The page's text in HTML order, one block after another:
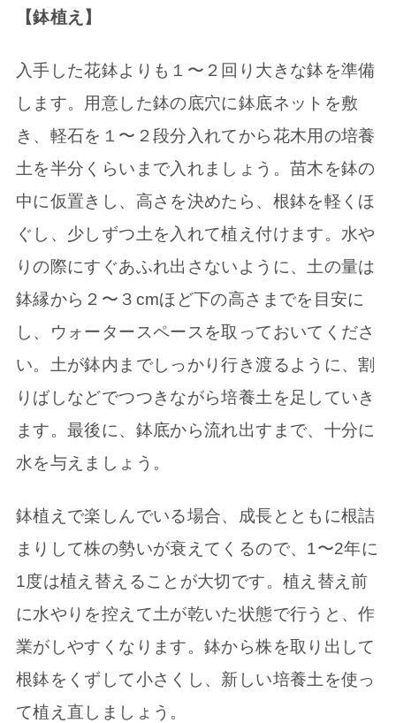
【鉢植え】
入手した花鉢よりも１〜２回り大きな鉢を準備
します。用意した鉢の底穴に鉢底ネットを敷
き、軽石を１〜２段分入れてから花木用の培養
土を半分くらいまで入れましょう。苗木を鉢の
中に仮置きし、高さを決めたら、根鉢を軽くほ
ぐし、少しずつ土を入れて植え付けます。水や
りの際にすぐあふれ出さないように、土の量は
鉢縁から２〜３cmほど下の高さまでを目安に
し、ウォータースペースを取っておいてくださ
い。土が鉢内までしっかり行き渡るように、割
りばしなどでつつきながら培養土を足していき
ます。最後に、鉢底から流れ出すまで、十分に
水を与えましょう。
鉢植えで楽しんでいる場合、成長とともに根詰
まりして株の勢いが衰えてくるので、1〜2年に
1度は植え替えることが大切です。植え替え前
に水やりを控えて土が乾いた状態で行うと、作
業がしやすくなります。鉢から株を取り出して
根鉢をくずして小さくし、新しい培養土を使っ
て植え直しましょう。